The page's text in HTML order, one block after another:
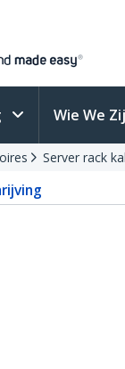
Wie We
Server rack